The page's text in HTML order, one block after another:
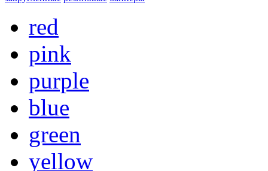
red
pink
purple
blue
green
yellow